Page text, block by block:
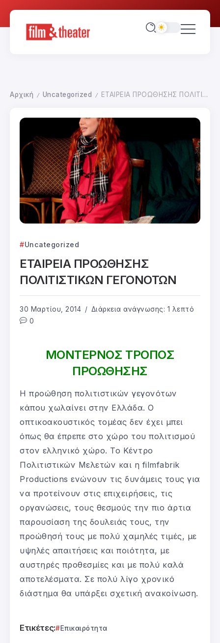
Αρχική / Uncategorized / ΕΤΑΙΡΕΙΑ ΠΡΟΩΘΗΣΗΣ ΠΟΛΙΤΙΣΤΙΚΩΝ ΓΕΓΟΝΟΤΩΝ
Uncategorized
ΕΤΑΙΡΕΙΑ ΠΡΟΩΘΗΣΗΣ
ΠΟΛΙΤΙΣΤΙΚΩΝ ΓΕΓΟΝΟΤΩΝ
30 Μαρτίου, 2014
Διάρκεια ανάγνωσης: 1 λεπτό
0
ΜΟΝΤΕΡΝΟΣ ΤΡΟΠΟΣ
ΠΡΟΩΘΗΣΗΣ
Η προώθηση πολιτιστικών γεγονότων
κάπου χωλαίνει στην Ελλάδα. Ο
οπτικοακουστικός τομέας δεν έχει μπει
όπως θα έπρεπε στο χώρο του πολιτισμού
στον ελληνικό χώρο. Το Κέντρο
Πολιτιστικών Μελετών και η filmfabrik
Productions ενώνουν τις δυνάμεις τους για
να προτείνουν στις επιχειρήσεις, τις
οργανώσεις, τους θεσμούς την πιο άρτια
παρουσίαση της δουλειάς τους, την
προώθησή τους με πολύ χαμηλές τιμές, με
υψηλές απαιτήσεις και ποιότητα, με
αυστηρές προθεσμίες και με πολύ καλά
αποτελέσματα. Σε πολύ λίγο χρονικό
διάστημα θα υπάρξει σχετική ανακοίνωση.
Ετικέτες: Επικαιρότητα